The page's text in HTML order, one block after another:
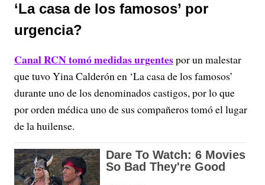
‘La casa de los famosos’ por
urgencia?
Canal RCN tomó medidas urgentespor un malestar
que tuvo Yina Calderón en ‘La casa de los famosos’
durante uno de los denominados castigos, por lo que
por orden médica uno de sus compañeros tomó el lugar
de la huilense.